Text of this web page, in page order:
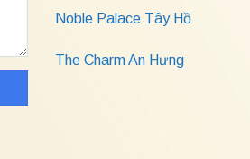
Noble Palace Tây Hồ
The Charm An Hưng